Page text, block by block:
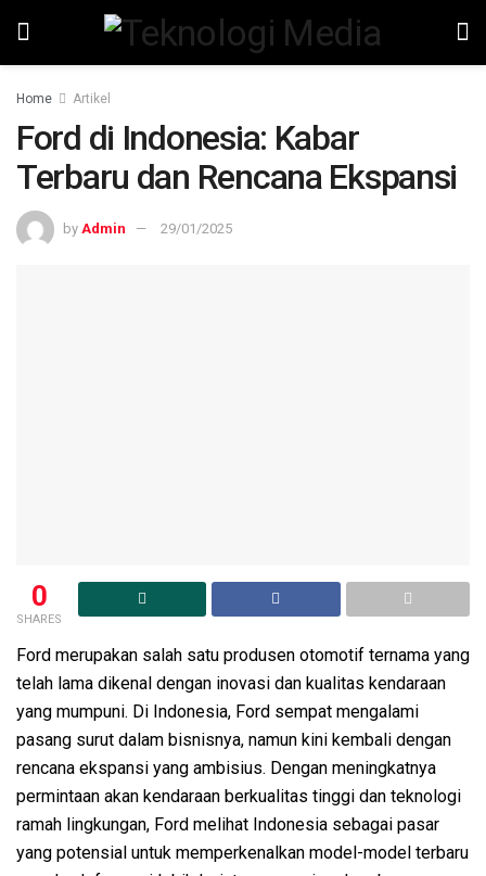
Home Artikel
Ford di Indonesia: Kabar
Terbaru dan Rencana Ekspansi
by Admin 29/01/2025
0
SHARES
Ford merupakan salah satu produsen otomotif ternama yang
telah lama dikenal dengan inovasi dan kualitas kendaraan
yang mumpuni. Di Indonesia, Ford sempat mengalami
pasang surut dalam bisnisnya, namun kini kembali dengan
rencana ekspansi yang ambisius. Dengan meningkatnya
permintaan akan kendaraan berkualitas tinggi dan teknologi
ramah lingkungan, Ford melihat Indonesia sebagai pasar
yang potensial untuk memperkenalkan model-model terbaru